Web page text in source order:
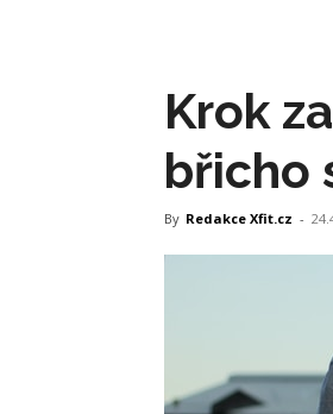
Krok
břicho
By Redakce Xfit.cz -